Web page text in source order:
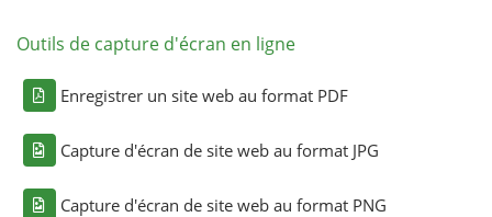
Outils de capture d'écran en ligne
Enregistrer un site web au format PDF
Capture d'écran de site web au format JPG
Capture d'écran de site web au format PNG